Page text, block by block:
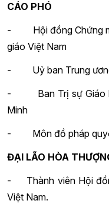
CÁO PHÓ
- Hội đồng Chứng
giáo Việt Nam
- Uỷ ban Trung ương
- Ban Trị sự Giáo
Minh
- Môn đồ pháp
ĐẠI LÃO HÒA
- Thành viên Hội
Việt Nam.